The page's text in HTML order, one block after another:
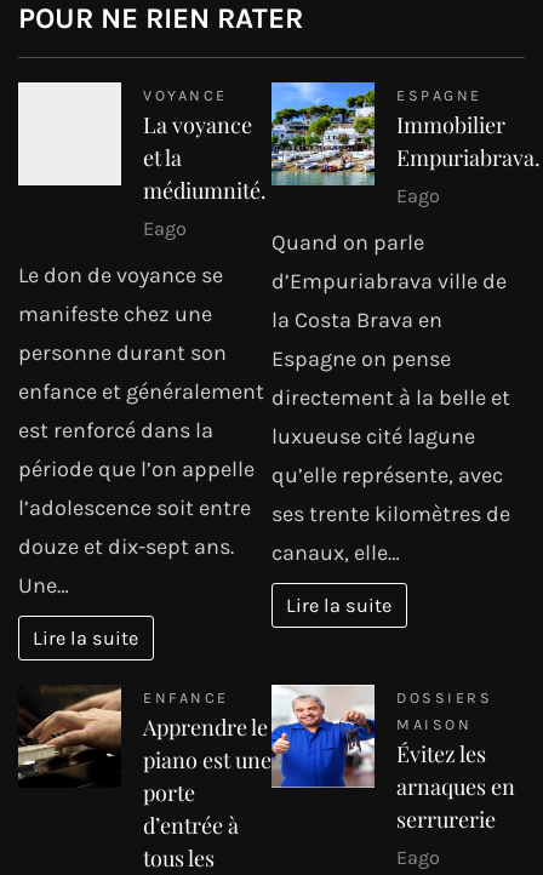
POUR NE RIEN RATER
VOYANCE
La voyance
et la
médiumnité.
Eago
Le don de voyance se
manifeste chez une
personne durant son
enfance et généralement
est renforcé dans la
période que l’on appelle
l’adolescence soit entre
douze et dix-sept ans.
Une…
Lire la suite
ESPAGNE
Immobilier
Empuriabrava.
Eago
Quand on parle
d’Empuriabrava ville de
la Costa Brava en
Espagne on pense
directement à la belle et
luxueuse cité lagune
qu’elle représente, avec
ses trente kilomètres de
canaux, elle…
Lire la suite
ENFANCE
Apprendre le
piano est une
porte
d’entrée à
tous les
DOSSIERS
MAISON
Évitez les
arnaques en
serrurerie
Eago